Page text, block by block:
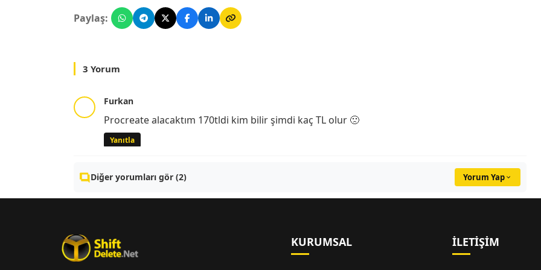
Paylaş:
3 Yorum
Furkan
Procreate alacaktım 170tldi kim bilir şimdi kaç TL olur 🙁
Yanıtla
Diğer yorumları gör (2) Yorum Yap
KURUMSAL İLETIŞIM